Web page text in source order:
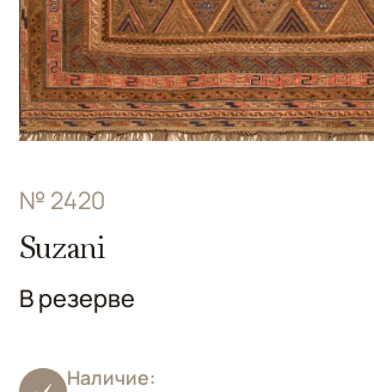
№ 2420
Suzani
В резерве
Наличие: